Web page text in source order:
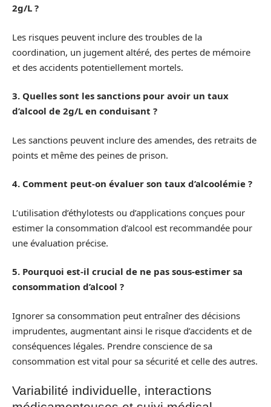
2g/L ?
Les risques peuvent inclure des troubles de la
coordination, un jugement altéré, des pertes de mémoire
et des accidents potentiellement mortels.
3. Quelles sont les sanctions pour avoir un taux
d’alcool de 2g/L en conduisant ?
Les sanctions peuvent inclure des amendes, des retraits de
points et même des peines de prison.
4. Comment peut-on évaluer son taux d’alcoolémie ?
L’utilisation d’éthylotests ou d’applications conçues pour
estimer la consommation d’alcool est recommandée pour
une évaluation précise.
5. Pourquoi est-il crucial de ne pas sous-estimer sa
consommation d’alcool ?
Ignorer sa consommation peut entraîner des décisions
imprudentes, augmentant ainsi le risque d’accidents et de
conséquences légales. Prendre conscience de sa
consommation est vital pour sa sécurité et celle des autres.
Variabilité individuelle, interactions